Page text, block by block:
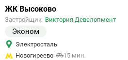
Ссылка
объект
ЖК Высоково
Застройщик Виктория Девелопмент
Эконом
Электросталь
Новогиреево
15 мин.